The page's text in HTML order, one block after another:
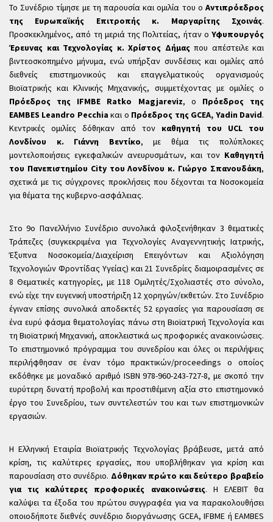
Το Συνέδριο τίμησε με τη παρουσία και ομιλία του ο Αντιπρόεδρος
της Ευρωπαϊκής Επιτροπής κ. Μαργαρίτης Σχοινάς.
Προσκεκλημένος, από τη μεριά της Πολιτείας, ήταν ο Υφυπουργός
Έρευνας και Τεχνολογίας κ. Χρίστος Δήμαςπου απέστειλε και
βιντεοσκοπημένο μήνυμα, ενώ υπήρξαν συνδέσεις και ομιλίες από
διεθνείς επιστημονικούς και επαγγελματικούς οργανισμούς
Βιοϊατρικής και Κλινικής Μηχανικής, συμμετέχοντας με ομιλίες ο
Πρόεδρος της IFMBE Ratko Magjareviz, ο Πρόεδρος της
EAMBES Leandro Pecchiaκαι ο Πρόεδρος της GCEA, Yadin David.
Κεντρικές ομιλίες δόθηκαν από τον καθηγητή του UCL του
Λονδίνου κ. Γιάννη Βεντίκο, με θέμα τις πολύπλοκες
μοντελοποιήσεις εγκεφαλικών ανευρυσμάτων, και τον Καθηγητή
του Πανεπιστημίου City του Λονδίνου κ. Γιώργο Σπανουδάκη,
σχετικά με τις σύγχρονες προκλήσεις που δέχονται τα Νοσοκομεία
για θέματα της κυβερνο-ασφάλειας.
Στο 9ο Πανελλήνιο Συνέδριο συνολικά φιλοξενήθηκαν 3 θεματικές
Τράπεζες (συγκεκριμένα για Τεχνολογίες Αναγεννητικής Ιατρικής,
Έξυπνα Νοσοκομεία/Διαχείριση Επειγόντων και Αξιολόγηση
Τεχνολογιών Φροντίδας Υγείας) και 21 Συνεδρίες διαμοιρασμένες σε
8 Θεματικές κατηγορίες, με 118 Ομιλητές/Σχολιαστές στο σύνολο,
ενώ είχε την ευγενική υποστήριξη 12 χορηγών/εκθετών. Στο Συνέδριο
έγιναν επίσης συνολικά αποδεκτές 52 εργασίες για παρουσίαση σε
ένα ευρύ φάσμα θεματολογίας πάνω στη Βιοϊατρική Τεχνολογία και
τη Βιοϊατρική Μηχανική, αποκλειστικά ως προφορικές ανακοινώσεις.
Το επιστημονικό πρόγραμμα του συνεδρίου και όλες οι περιλήψεις
περιλήφθησαν σε έναν τόμο πρακτικών/proceedings ο οποίος
εκδόθηκε με μοναδικό αριθμό ISBN 978-960-243-727-8, με σκοπό την
ευρύτερη δυνατή προβολή και προστιθέμενη αξία στο επιστημονικό
έργο του Συνεδρίου, των συντελεστών του και των επιστημονικών
εργασιών.
Η Ελληνική Εταιρία Βιοϊατρικής Τεχνολογίας βράβευσε, μετά από
κρίση, τις καλύτερες εργασίες, που υποβλήθηκαν για κρίση και
παρουσίαση στο συνέδριο. Δόθηκαν πρώτο και δεύτερο βραβείο
για τις καλύτερες προφορικές ανακοινώσεις. Η ΕΛΕΒΙΤ θα
καλύψει τα έξοδα του πρώτου συγγραφέα για να παρακολουθήσει
οποιοδήποτε διεθνές συνέδριο διοργάνωσης GCEA, IFBME ή EAMBES